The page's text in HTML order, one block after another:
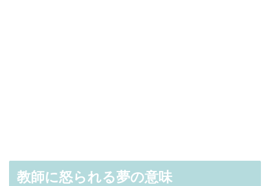
教師に怒られる夢の意味